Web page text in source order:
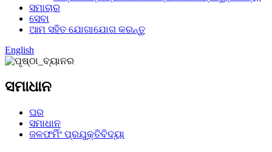
ସମାଚାର
ସେବା
ଆମ ସହିତ ଯୋଗାଯୋଗ କରନ୍ତୁ
English
ସମାଧାନ
ଘର
ସମାଧାନ
ଜଳଫର୍ମିଂ ପ୍ରଯୁକ୍ତିବିଦ୍ୟା